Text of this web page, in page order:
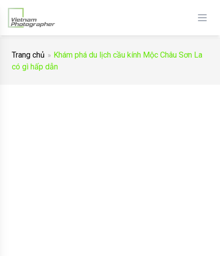
Trang chủ
Khám phá du lịch cầu kính Mộc Châu Sơn La
có gì hấp dẫn